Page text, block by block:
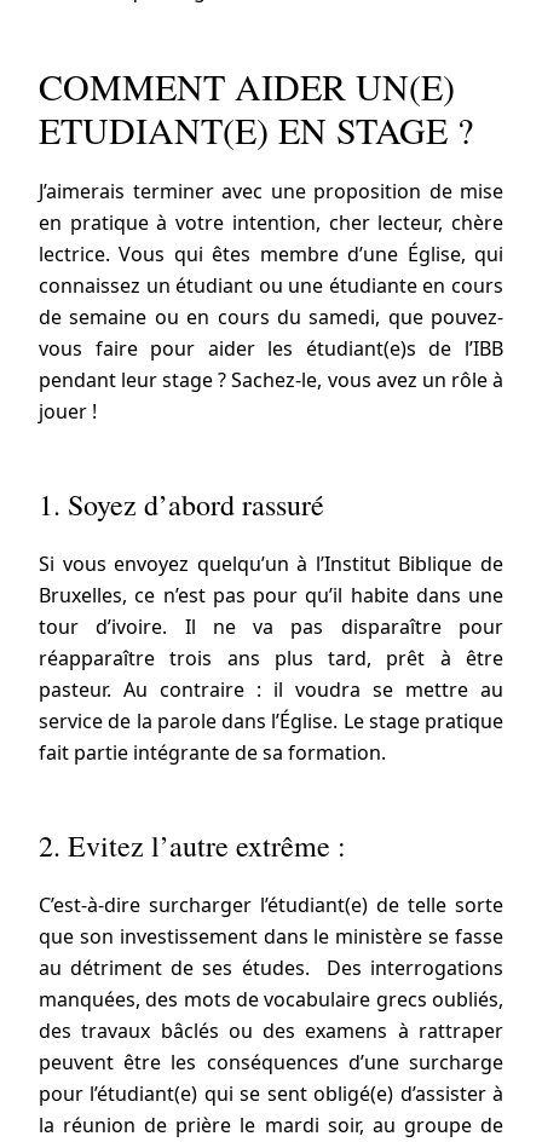
COMMENT AIDER UN(E)
ETUDIANT(E) EN STAGE ?
J’aimerais terminer avec une proposition de mise
en pratique à votre intention, cher lecteur, chère
lectrice. Vous qui êtes membre d’une Église, qui
connaissez un étudiant ou une étudiante en cours
de semaine ou en cours du samedi, que pouvez-
vous faire pour aider les étudiant(e)s de l’IBB
pendant leur stage ? Sachez-le, vous avez un rôle à
jouer !
1. Soyez d’abord rassuré
Si vous envoyez quelqu’un à l’Institut Biblique de
Bruxelles, ce n’est pas pour qu’il habite dans une
tour d’ivoire. Il ne va pas disparaître pour
réapparaître trois ans plus tard, prêt à être
pasteur. Au contraire : il voudra se mettre au
service de la parole dans l’Église. Le stage pratique
fait partie intégrante de sa formation.
2. Evitez l’autre extrême :
C’est-à-dire surcharger l’étudiant(e) de telle sorte
que son investissement dans le ministère se fasse
au détriment de ses études. Des interrogations
manquées, des mots de vocabulaire grecs oubliés,
des travaux bâclés ou des examens à rattraper
peuvent être les conséquences d’une surcharge
pour l’étudiant(e) qui se sent obligé(e) d’assister à
la réunion de prière le mardi soir, au groupe de